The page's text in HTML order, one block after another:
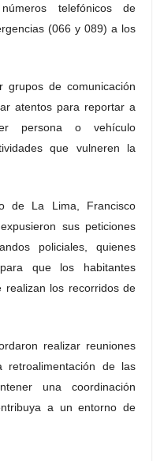
telefónicos de
(066 y 089) a los
de comunicación
atentos para reportar a
persona o vehículo
que vulneren la
de La Lima, Francisco
sus peticiones
policiales, quienes
que los habitantes
realizan los recorridos de
realizar reuniones
de las
una coordinación
a un entorno de